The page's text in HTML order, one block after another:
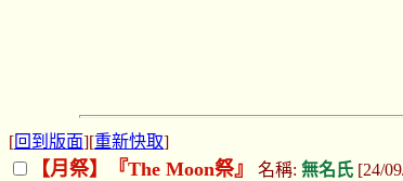
[回到版面][重新快取]
【月祭】『The Moon祭』 名稱: 無名氏 [24/